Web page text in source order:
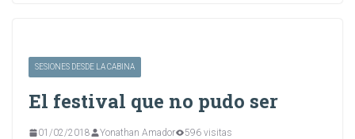
SESIONES DESDE LA CABINA
El festival que no pudo ser
01/02/2018 Yonathan Amador 596 visitas